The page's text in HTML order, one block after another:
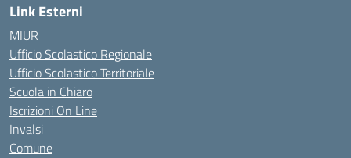
Link Esterni
MIUR
Ufficio Scolastico Regionale
Ufficio Scolastico Territoriale
Scuola in Chiaro
Iscrizioni On Line
Invalsi
Comune